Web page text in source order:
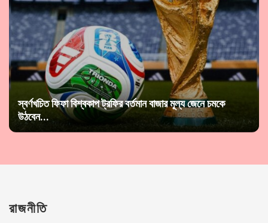
স্বর্ণখচিত ফিফা বিশ্বকাপ ট্রফির বর্তমান বাজার মূল্য জেনে চমকে
উঠবেন...
রাজনীতি